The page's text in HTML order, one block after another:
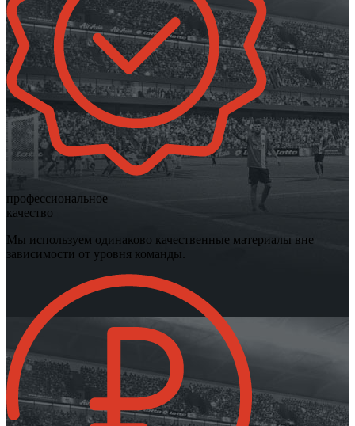
профессиональное
качество
Мы используем одинаково качественные материалы вне
зависимости от уровня команды.